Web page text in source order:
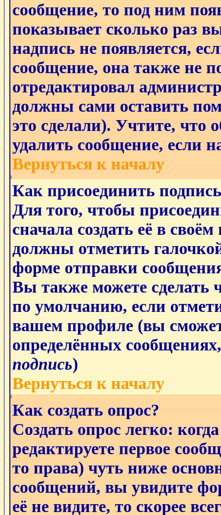
сообщение, то под ним
показывает сколько раз
надпись не появляется,
сообщение, она также не
отредактировал
должны сами оставить
это сделали). Учтите, что
удалить сообщение, если
Вернуться к началу
Как присоединить
Для того, чтобы
сначала создать её в
должны отметить
форме отправки
Вы также можете сделать
по умолчанию, если
вашем профиле (вы
определённых
подпись)
Вернуться к началу
Как создать опрос?
Создать опрос легко:
редактируете первое
то права) чуть ниже
сообщений, вы увидите
её не видите, то скорее